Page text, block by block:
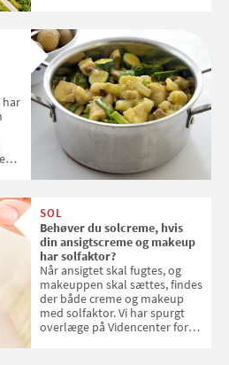
har
SOL
Behøver du solcreme, hvis
din ansigtscreme og makeup
har solfaktor?
Når ansigtet skal fugtes, og
makeuppen skal sættes, findes
der både creme og makeup
med solfaktor. Vi har spurgt
overlæge på Videncenter for